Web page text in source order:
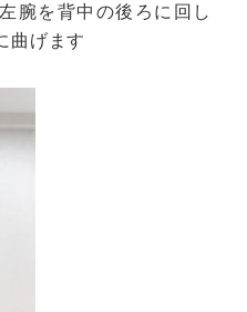
腕を背中の後ろに回し
曲げます